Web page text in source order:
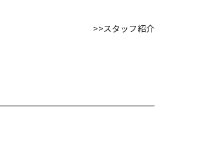
リ
>>スタッフ紹介